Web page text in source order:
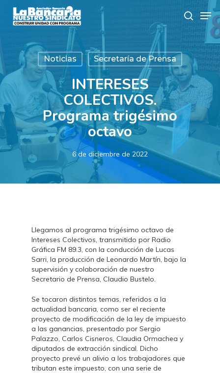
main
search
Noticias Secretaría de Prensa
INTERESES
COLECTIVOS.
Programa trigésimo
octavo
6 de diciembre de 2022
Llegamos al programa trigésimo octavo de
Intereses Colectivos, transmitido por Radio
Gráfica FM 89.3, con la conducción de Lucas
Sarri, la producción de Leonardo Martín, bajo la
supervisión y colaboración de nuestro
Secretario de Prensa, Claudio Bustelo.
Se tocaron distintos temas, referidos a la
actualidad bancaria, como ser el reciente
proyecto de modificación de la ley de impuesto
a las ganancias, presentado por Sergio
Palazzo, Carlos Cisneros, Claudia Ormachea y
diputados de extracción sindical. Dicho
proyecto prevé un alivio a los trabajadores que
tributan este impuesto, con una serie de